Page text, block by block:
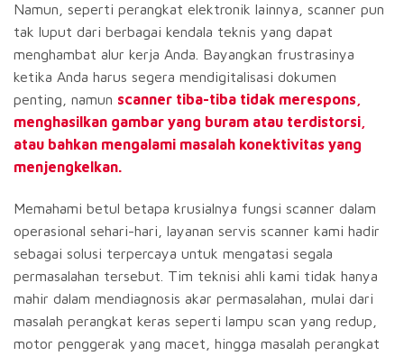
Namun, seperti perangkat elektronik lainnya, scanner pun
tak luput dari berbagai kendala teknis yang dapat
menghambat alur kerja Anda. Bayangkan frustrasinya
ketika Anda harus segera mendigitalisasi dokumen
penting, namun scanner tiba-tiba tidak merespons,
menghasilkan gambar yang buram atau terdistorsi,
atau bahkan mengalami masalah konektivitas yang
menjengkelkan.
Memahami betul betapa krusialnya fungsi scanner dalam
operasional sehari-hari, layanan servis scanner kami hadir
sebagai solusi terpercaya untuk mengatasi segala
permasalahan tersebut. Tim teknisi ahli kami tidak hanya
mahir dalam mendiagnosis akar permasalahan, mulai dari
masalah perangkat keras seperti lampu scan yang redup,
motor penggerak yang macet, hingga masalah perangkat